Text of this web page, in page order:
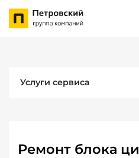
Услуги сервиса
Ремонт блока